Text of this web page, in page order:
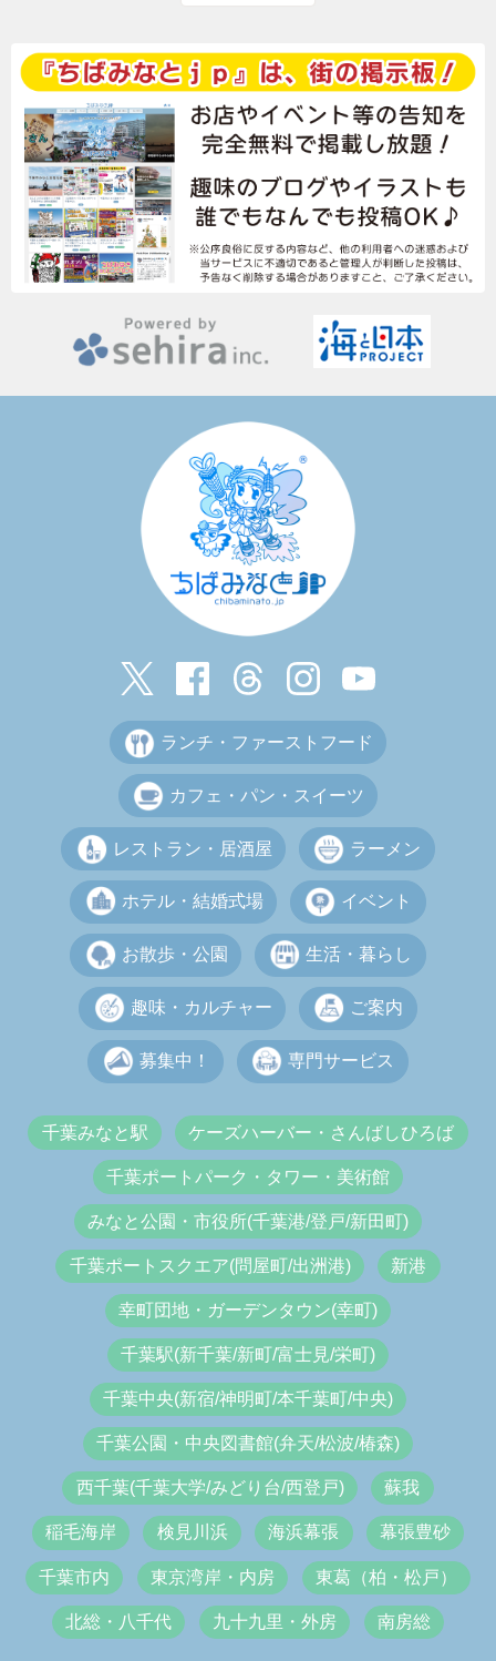
ランチ・ファーストフード
カフェ・パン・スイーツ
レストラン・居酒屋 ラーメン
ホテル・結婚式場 イベント
お散歩・公園 生活・暮らし
趣味・カルチャー ご案内
募集中！ 専門サービス
千葉みなと駅 ケーズハーバー・さんばしひろば
千葉ポートパーク・タワー・美術館
みなと公園・市役所(千葉港/登戸/新田町)
千葉ポートスクエア(問屋町/出洲港) 新港
幸町団地・ガーデンタウン(幸町)
千葉駅(新千葉/新町/富士見/栄町)
千葉中央(新宿/神明町/本千葉町/中央)
千葉公園・中央図書館(弁天/松波/椿森)
西千葉(千葉大学/みどり台/西登戸) 蘇我
稲毛海岸 検見川浜 海浜幕張 幕張豊砂
千葉市内 東京湾岸・内房 東葛（柏・松戸）
北総・八千代 九十九里・外房 南房総